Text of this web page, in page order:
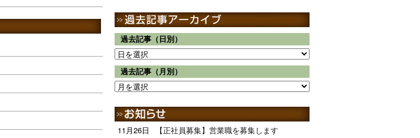
過去記事（日別）
過去記事（月別）
11月26日 【正社員募集】営業職を募集します